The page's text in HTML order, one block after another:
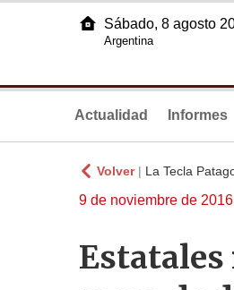
Sábado, 8 agosto
Argentina
Actualidad Informes
Volver| La Tecla
9 de noviembre de 2016